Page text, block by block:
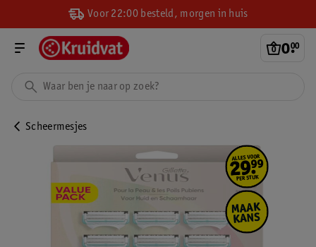
Voor 22:00 besteld, morgen in huis
0.
00
Scheermesjes